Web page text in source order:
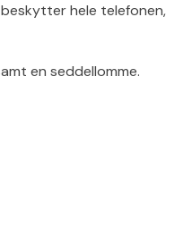
hele telefonen,
en seddellomme.